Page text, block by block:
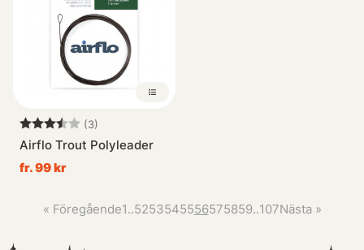
Betyg: (3)
Airflo Trout Polyleader
fr. 99 kr
« Föregående1..5253545556575859..107Nästa »